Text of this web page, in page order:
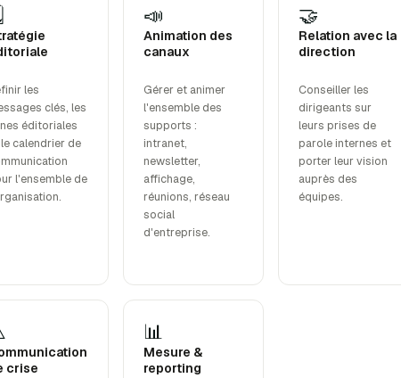
les
clés, les
éditoriales
calendrier de
l'ensemble de
📣
Animation des
canaux
Gérer et animer
l'ensemble des
supports :
intranet,
newsletter,
affichage,
réunions, réseau
social
d'entreprise.
🤝
Relation avec la
direction
Conseiller les
dirigeants sur
leurs prises de
parole internes et
porter leur vision
auprès des
équipes.
crise
📊
Mesure &
reporting